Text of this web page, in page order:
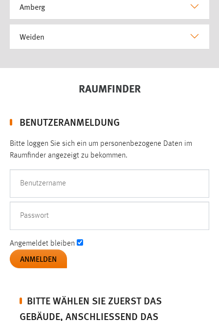
Amberg
Weiden
RAUMFINDER
BENUTZERANMELDUNG
Bitte loggen Sie sich ein um personenbezogene Daten im
Raumfinder angezeigt zu bekommen.
Benutzername
Passwort
Angemeldet bleiben
BITTE WÄHLEN SIE ZUERST DAS
GEBÄUDE, ANSCHLIESSEND DAS S
Einverständnis
cookie_consent
Performance
Name:
staticfilecache
Zweck:
Für performante Seitenauslieferung wird in diesem Cookie
Sprachpräferenz
Name:
site-language-preference
Das Cookie speichert die gewählte Sprache der Website.
Cookie Laufzeit: